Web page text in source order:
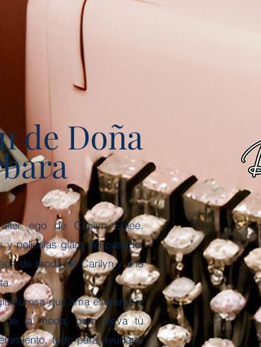
de Doña
ego de Carilyn Egleé.
y películas glam del pasado,
de moda de Carilyn y a lo
que ama el drama y
de la moda, pero eleva tu
todo para ayudarte